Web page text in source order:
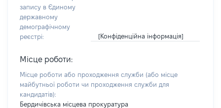
запису в Єдиному
державному
демографічному
реєстрі:
[Конфіденційна інформація]
Місце роботи:
Місце роботи або проходження служби (або місце
майбутньої роботи чи проходження служби для
кандидатів):
Бердичівська місцева прокуратура